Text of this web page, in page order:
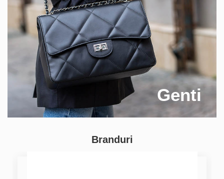
Genti
Branduri